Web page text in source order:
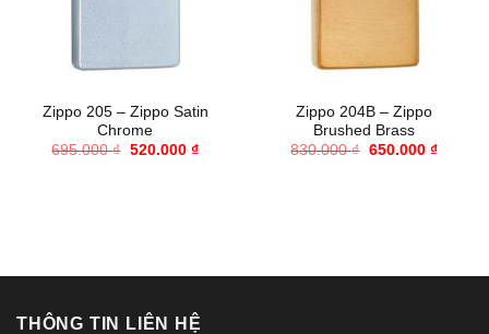
Zippo 205 – Zippo Satin
Chrome
695.000₫ Giá
520.000 ₫Giá
Zippo 204B – Zippo
Brushed Brass
830.000₫ Giá
650.000 ₫Giá
THÔNG TIN LIÊN HỆ